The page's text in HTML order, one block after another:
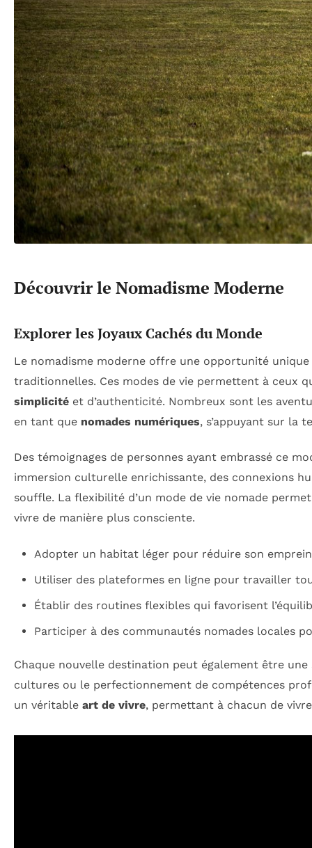
Découvrir le Nomadisme Moderne
Explorer les Joyaux Cachés du Monde
Le nomadisme moderne offre une opportunité
traditionnelles. Ces modes de vie permettent à ceux
simplicité et d’authenticité. Nombreux sont les
en tant que nomades numériques, s’appuyant sur la
Des témoignages de personnes ayant embrassé ce
immersion culturelle enrichissante, des connexions
souffle. La flexibilité d’un mode de vie nomade
vivre de manière plus consciente.
Adopter un habitat léger pour réduire son
Utiliser des plateformes en ligne pour travailler
Établir des routines flexibles qui favorisent
Participer à des communautés nomades locales
Chaque nouvelle destination peut également être
cultures ou le perfectionnement de compétences
un véritable art de vivre, permettant à chacun de